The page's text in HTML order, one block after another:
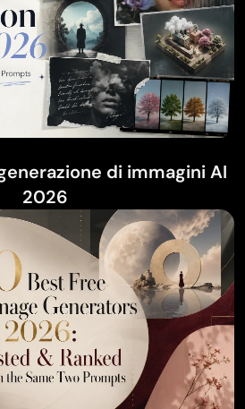
di immagini AI
2026